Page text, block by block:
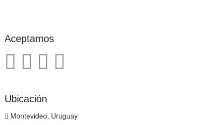
Aceptamos
Ubicación
Montevideo, Uruguay